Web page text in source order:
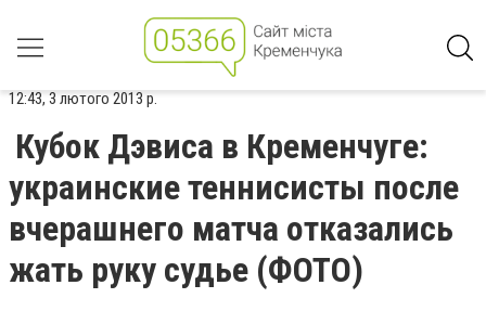
12:43, 3 лютого 2013 р.
Кубок Дэвиса в Кременчуге:
украинские теннисисты после
вчерашнего матча отказались
жать руку судье (ФОТО)